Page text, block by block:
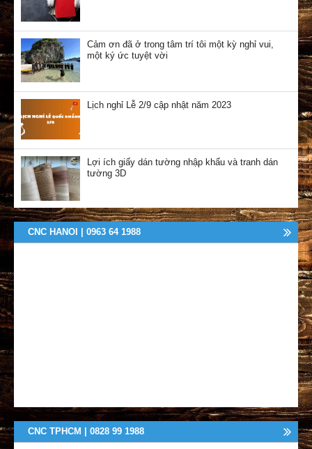
Cảm ơn đã ở trong tâm trí tôi một kỳ nghỉ vui,
một ký ức tuyệt vời
Lịch nghỉ Lễ 2/9 cập nhật năm 2023
Lợi ích giấy dán tường nhập khẩu và tranh dán
tường 3D
CNC HANOI | 0963 64 1988
CNC TPHCM | 0828 99 1988